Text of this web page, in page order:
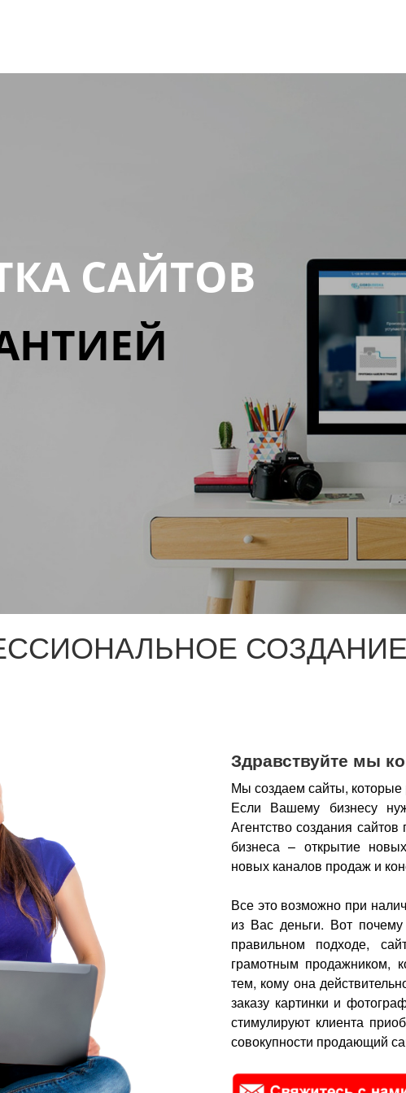
САЙТОВ
Здравствуйте мы
Мы создаем сайты, которые
Если Вашему бизнесу
Агентство создания
бизнеса – открытие
новых каналов продаж и
Все это возможно при
из Вас деньги. Вот
правильном подходе,
грамотным продажником,
тем, кому она
заказу картинки и
стимулируют клиента
совокупности продающий